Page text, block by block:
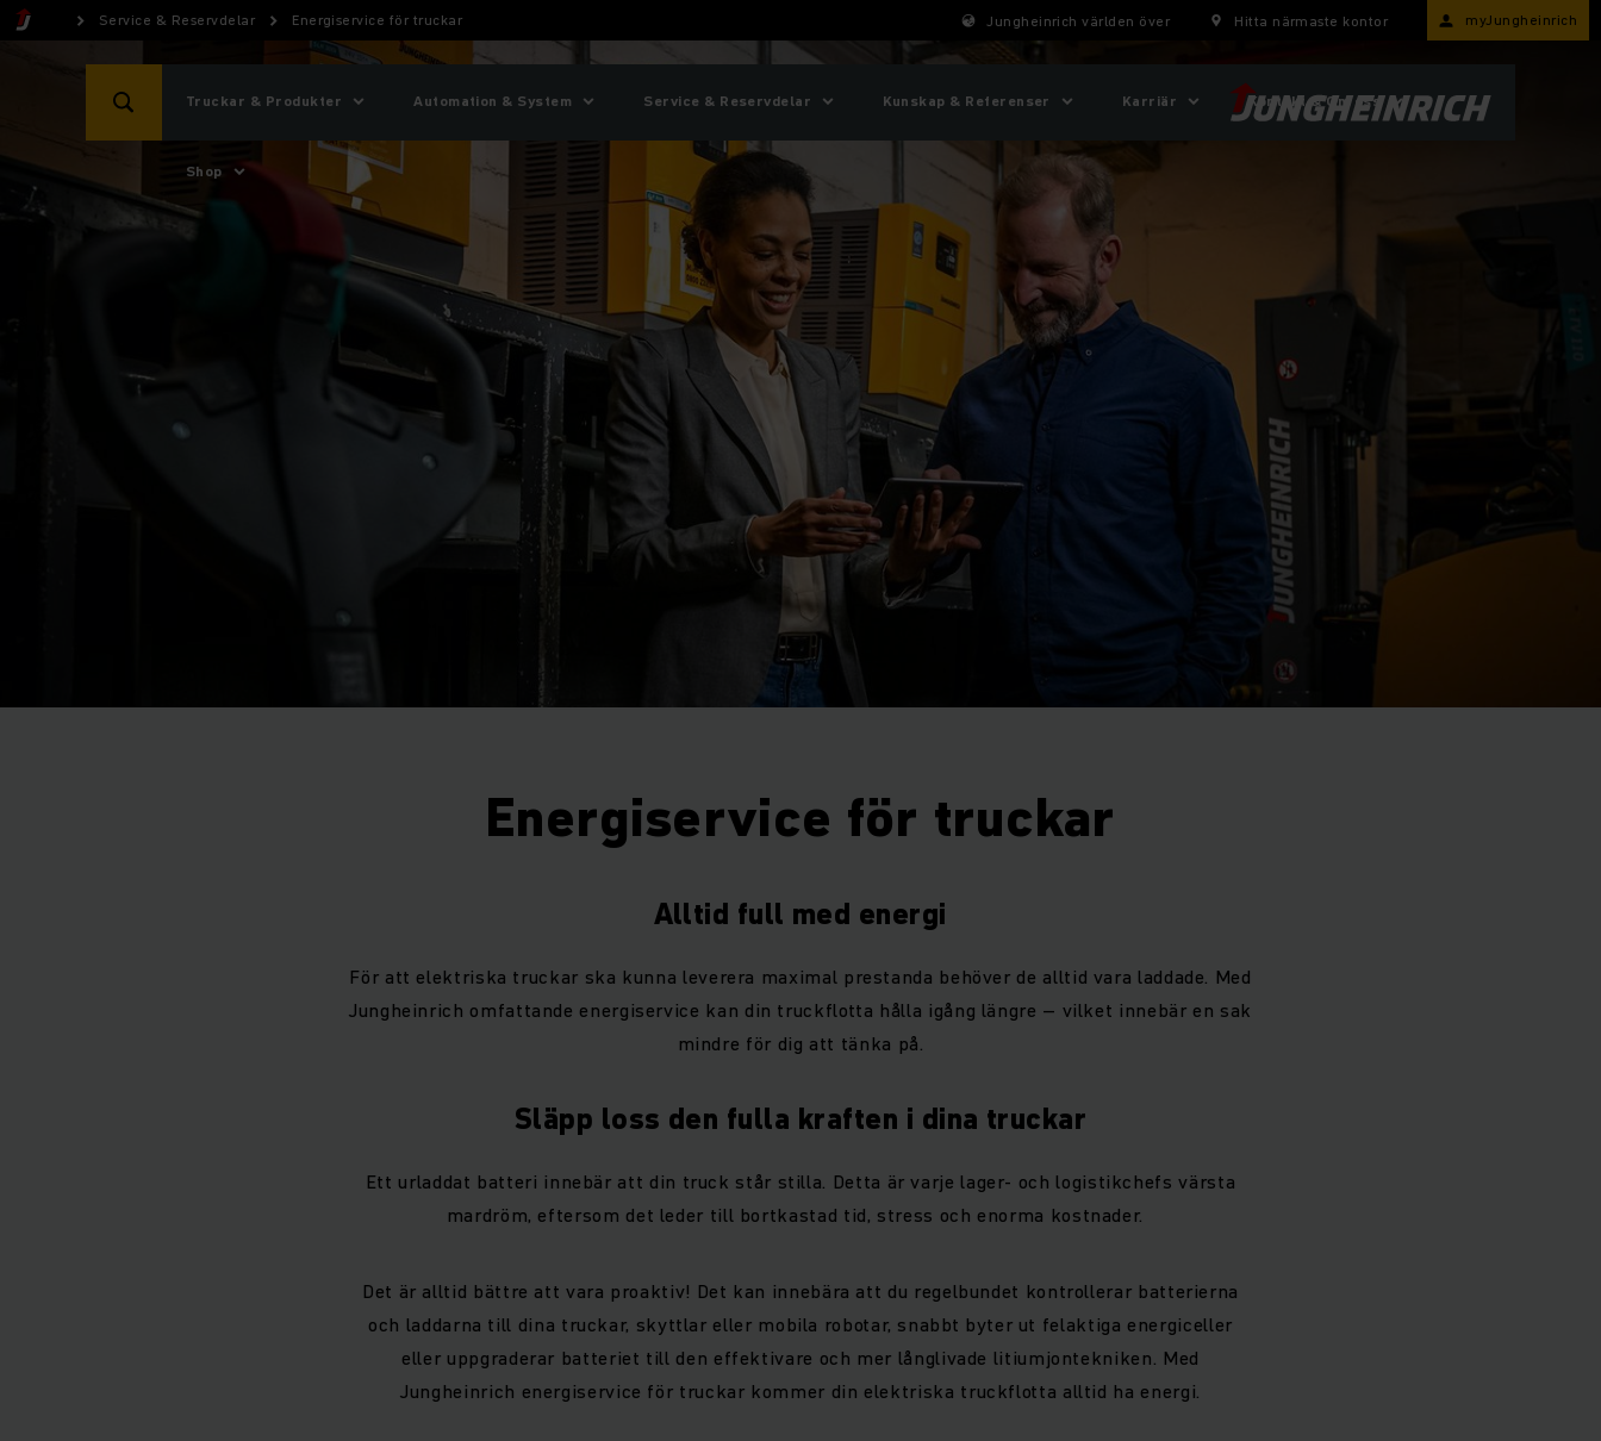
Service & Reservdelar Energiservice för truckar Jungheinrich världen över Hitta närmaste kontor myJungheinrich
Truckar & Produkter Automation & System Service & Reservdelar Kunskap & Referenser Karriär Kontakt & Om oss
Shop
Energiservice för truckar
Alltid full med energi
För att elektriska truckar ska kunna leverera maximal prestanda behöver de alltid vara laddade. Med
Jungheinrich omfattande energiservice kan din truckflotta hålla igång längre – vilket innebär en sak
mindre för dig att tänka på.
Släpp loss den fulla kraften i dina truckar
Ett urladdat batteri innebär att din truck står stilla. Detta är varje lager- och logistikchefs värsta
mardröm, eftersom det leder till bortkastad tid, stress och enorma kostnader.
Det är alltid bättre att vara proaktiv! Det kan innebära att du regelbundet kontrollerar batterierna
och laddarna till dina truckar, skyttlar eller mobila robotar, snabbt byter ut felaktiga energiceller
eller uppgraderar batteriet till den effektivare och mer långlivade litiumjontekniken. Med
Jungheinrich energiservice för truckar kommer din elektriska truckflotta alltid ha energi.